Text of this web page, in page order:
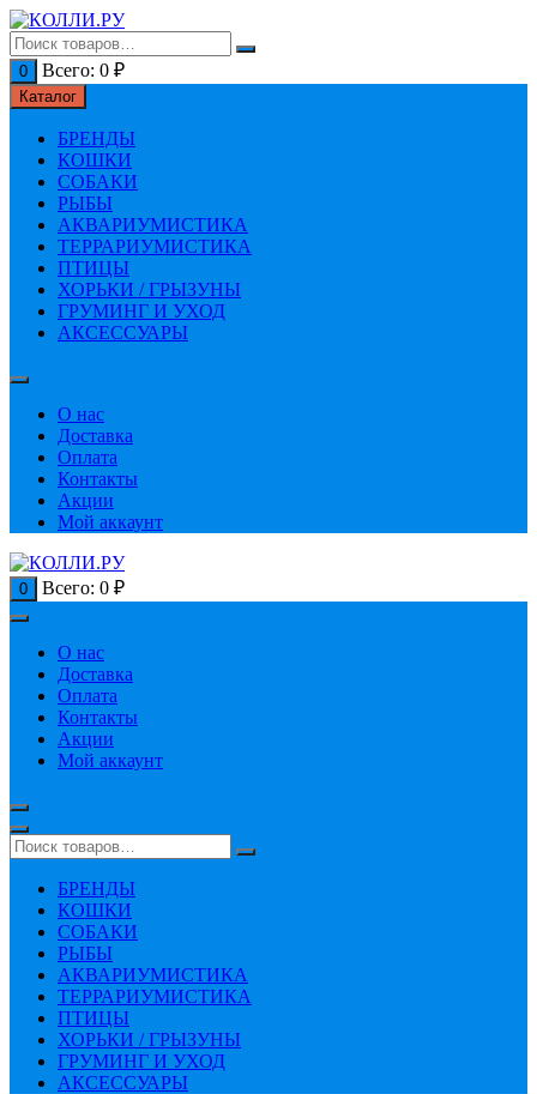
Перейти
к
содержимому
0 Всего: 0 ₽
Каталог
БРЕНДЫ
КОШКИ
СОБАКИ
РЫБЫ
АКВАРИУМИСТИКА
ТЕРРАРИУМИСТИКА
ПТИЦЫ
ХОРЬКИ / ГРЫЗУНЫ
ГРУМИНГ И УХОД
АКСЕССУАРЫ
О нас
Доставка
Оплата
Контакты
Акции
Мой аккаунт
0 Всего: 0 ₽
О нас
Доставка
Оплата
Контакты
Акции
Мой аккаунт
БРЕНДЫ
КОШКИ
СОБАКИ
РЫБЫ
АКВАРИУМИСТИКА
ТЕРРАРИУМИСТИКА
ПТИЦЫ
ХОРЬКИ / ГРЫЗУНЫ
ГРУМИНГ И УХОД
АКСЕССУАРЫ